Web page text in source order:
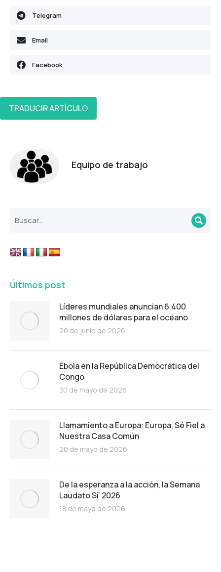
Telegram
Email
Facebook
TRADUCIR ARTÍCULO
Equipo de trabajo
Últimos post
Líderes mundiales anuncian 6.400
millones de dólares para el océano
20 de junio de 2026
Ébola en la República Democrática del
Congo
30 de mayo de 2026
Llamamiento a Europa: Europa, Sé Fiel a
Nuestra Casa Común
20 de mayo de 2026
De la esperanza a la acción, la Semana
Laudato Si’ 2026
18 de mayo de 2026